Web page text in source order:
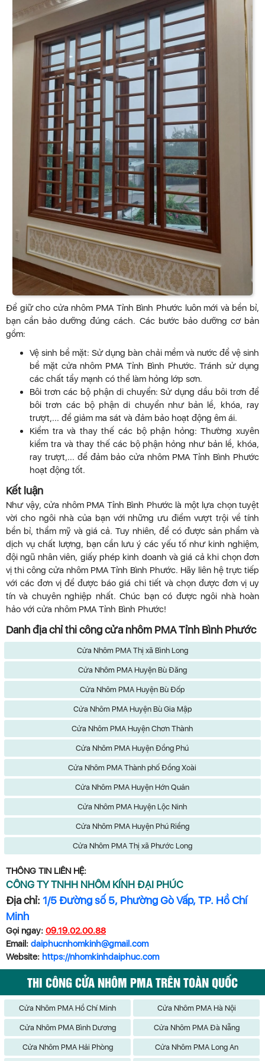
Để giữ cho cửa nhôm PMA Tỉnh Bình Phước luôn mới và bền bỉ,
bạn cần bảo dưỡng đúng cách. Các bước bảo dưỡng cơ bản
gồm:
Vệ sinh bề mặt: Sử dụng bàn chải mềm và nước để vệ sinh
bề mặt cửa nhôm PMA Tỉnh Bình Phước. Tránh sử dụng
các chất tẩy mạnh có thể làm hỏng lớp sơn.
Bôi trơn các bộ phận di chuyển: Sử dụng dầu bôi trơn để
bôi trơn các bộ phận di chuyển như bản lề, khóa, ray
trượt,... để giảm ma sát và đảm bảo hoạt động êm ái.
Kiểm tra và thay thế các bộ phận hỏng: Thường xuyên
kiểm tra và thay thế các bộ phận hỏng như bản lề, khóa,
ray trượt,... để đảm bảo cửa nhôm PMA Tỉnh Bình Phước
hoạt động tốt.
Kết luận
Như vậy, cửa nhôm PMA Tỉnh Bình Phước là một lựa chọn tuyệt
vời cho ngôi nhà của bạn với những ưu điểm vượt trội về tính
bền bỉ, thẩm mỹ và giá cả. Tuy nhiên, để có được sản phẩm và
dịch vụ chất lượng, bạn cần lưu ý các yếu tố như kinh nghiệm,
đội ngũ nhân viên, giấy phép kinh doanh và giá cả khi chọn đơn
vị thi công cửa nhôm PMA Tỉnh Bình Phước. Hãy liên hệ trực tiếp
với các đơn vị để được báo giá chi tiết và chọn được đơn vị uy
tín và chuyên nghiệp nhất. Chúc bạn có được ngôi nhà hoàn
hảo với cửa nhôm PMA Tỉnh Bình Phước!
Danh địa chỉ thi công cửa nhôm PMA Tỉnh Bình Phước
Cửa Nhôm PMA Thị xã Bình Long
Cửa Nhôm PMA Huyện Bù Đăng
Cửa Nhôm PMA Huyện Bù Đốp
Cửa Nhôm PMA Huyện Bù Gia Mập
Cửa Nhôm PMA Huyện Chơn Thành
Cửa Nhôm PMA Huyện Đồng Phú
Cửa Nhôm PMA Thành phố Đồng Xoài
Cửa Nhôm PMA Huyện Hớn Quản
Cửa Nhôm PMA Huyện Lộc Ninh
Cửa Nhôm PMA Huyện Phú Riềng
Cửa Nhôm PMA Thị xã Phước Long
THÔNG TIN LIÊN HỆ:
CÔNG TY TNHH NHÔM KÍNH ĐẠI PHÚC
Địa chỉ: 1/5 Đường số 5, Phường Gò Vấp, TP. Hồ Chí
Minh
Gọi ngay: 09.19.02.00.88
Email: daiphucnhomkinh@gmail.com
Website: https://nhomkinhdaiphuc.com
THI CÔNG CỬA NHÔM PMA TRÊN TOÀN QUỐC
Cửa Nhôm PMA Hồ Chí Minh Cửa Nhôm PMA Hà Nội
Cửa Nhôm PMA Bình Dương Cửa Nhôm PMA Đà Nẵng
Cửa Nhôm PMA Hải Phòng Cửa Nhôm PMA Long An